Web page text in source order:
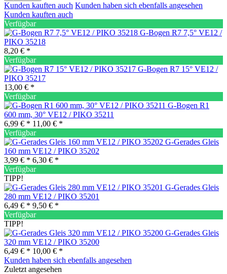
Kunden kauften auch Kunden haben sich ebenfalls angesehen
Kunden kauften auch
Verfügbar
G-Bogen R7 7,5° VE12 /
PIKO 35218
8,20 € *
Verfügbar
G-Bogen R7 15° VE12 /
PIKO 35217
13,00 € *
Verfügbar
G-Bogen R1
600 mm, 30° VE12 / PIKO 35211
6,99 € * 11,00 € *
Verfügbar
G-Gerades Gleis
160 mm VE12 / PIKO 35202
3,99 € * 6,30 € *
Verfügbar
TIPP!
G-Gerades Gleis
280 mm VE12 / PIKO 35201
6,49 € * 9,50 € *
Verfügbar
TIPP!
G-Gerades Gleis
320 mm VE12 / PIKO 35200
6,49 € * 10,00 € *
Kunden haben sich ebenfalls angesehen
Zuletzt angesehen